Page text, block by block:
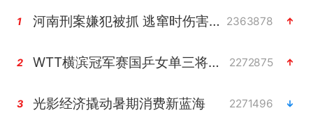
1 河南刑案嫌犯被抓 逃窜时伤害多人 2363878
2 WTT横滨冠军赛国乒女单三将晋级四强 2272875
3 光影经济撬动暑期消费新蓝海 2271496